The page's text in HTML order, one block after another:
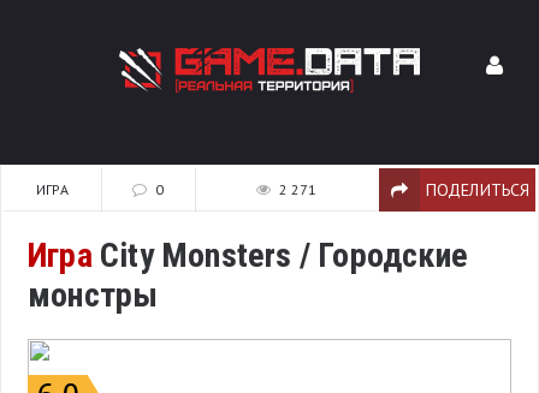
ИГРА 0 2 271 ПОДЕЛИТЬСЯ
ИграCity Monsters / Городские
монстры